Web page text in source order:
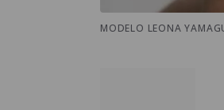
MODELO LEONA